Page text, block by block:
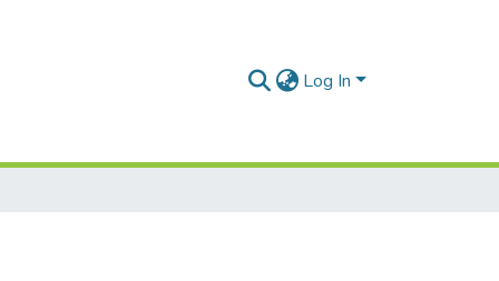
Log In